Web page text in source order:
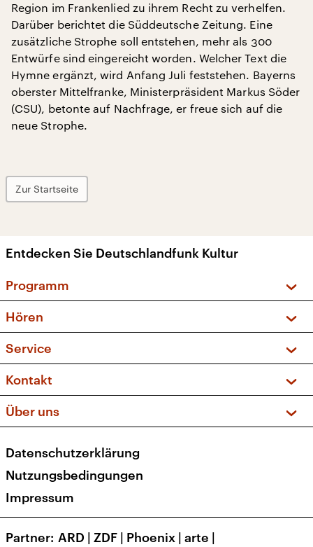
Region im Frankenlied zu ihrem Recht zu verhelfen.
Darüber berichtet die Süddeutsche Zeitung. Eine
zusätzliche Strophe soll entstehen, mehr als 300
Entwürfe sind eingereicht worden. Welcher Text die
Hymne ergänzt, wird Anfang Juli feststehen. Bayerns
oberster Mittelfranke, Ministerpräsident Markus Söder
(CSU), betonte auf Nachfrage, er freue sich auf die
neue Strophe.
Zur Startseite
Entdecken Sie Deutschlandfunk Kultur
Programm
Sendungen und Podcasts
Musikliste
Kakadu – Das Kinderprogramm
Hören
Frequenzen (UKW + DAB+)
Service
FAQ
Apps
Newsletter
Veranstaltungen
Kontakt
Social Media
Über uns
Presse
Karriere
Transparenz
Datenschutzerklärung
Nutzungsbedingungen
Impressum
Partner ARD | ZDF | Phoenix | arte |